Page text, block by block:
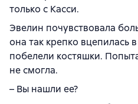
только с Касси.
Эвелин почувствовала
она так крепко вцепилась
побелели костяшки.
не смогла.
– Вы нашли ее?